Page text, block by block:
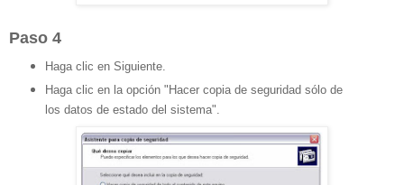
Paso 4
Haga clic en Siguiente.
Haga clic en la opción "Hacer copia de seguridad sólo de
los datos de estado del sistema".